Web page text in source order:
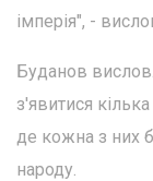
імперія", -
Буданов
з'явитися
де кожна з них
народу.